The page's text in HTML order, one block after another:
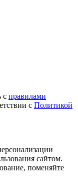
с правилами
с Политикой
сайтом.
поменяйте